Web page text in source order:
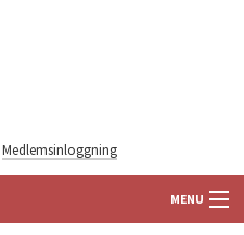
Medlemsinloggning
MENU